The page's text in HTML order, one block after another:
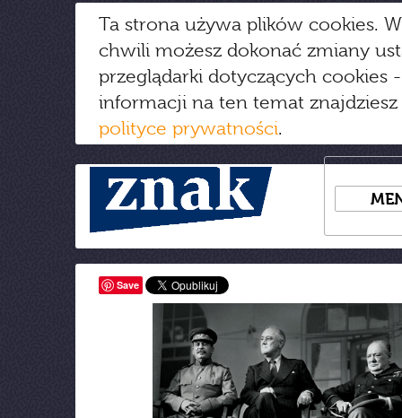
Ta strona używa plików cookies.
chwili możesz dokonać zmiany
przeglądarki dotyczących cookies
informacji na ten temat
polityce prywatności.
Save